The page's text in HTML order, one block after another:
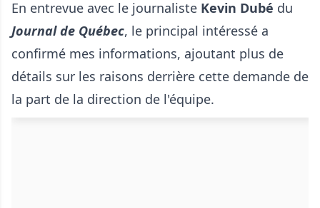
En entrevue avec le journaliste Kevin Dubé du
Journal de Québec, le principal intéressé a
confirmé mes informations, ajoutant plus de
détails sur les raisons derrière cette demande de
la part de la direction de l'équipe.